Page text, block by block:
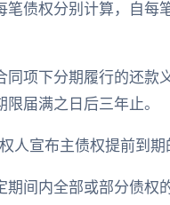
债权分别计算，自
项下分期履行的还款
届满之日后三年止。
人宣布主债权提前到期
期间内全部或部分债